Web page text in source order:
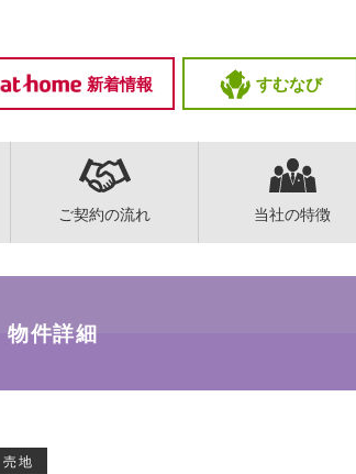
新着情報 すむなび
ご契約の流れ 当社の特徴
物件詳細
売地